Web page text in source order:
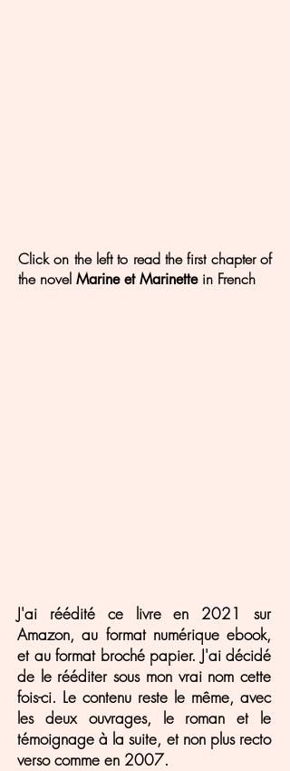
Click on the left to read the first chapter of
the novel Marine et Marinette in French
J'ai réédité ce livre en 2021 sur
Amazon, au format numérique ebook,
et au format broché papier. J'ai décidé
de le rééditer sous mon vrai nom cette
fois-ci. Le contenu reste le même, avec
les deux ouvrages, le roman et le
témoignage à la suite, et non plus recto
verso comme en 2007.